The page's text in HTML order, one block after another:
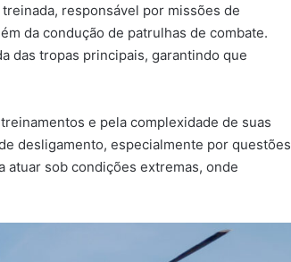
responsável por missões de
da condução de patrulhas de combate.
das tropas principais, garantindo que
e pela complexidade de suas
desligamento, especialmente por questões
atuar sob condições extremas, onde